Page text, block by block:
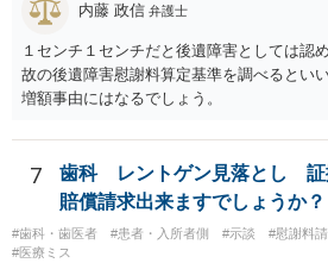
内藤 政信 弁護士
１センチ１センチだと後遺障害としては認
故の後遺障害慰謝料算定基準を調べるとい
増額事由にはなるでしょう。
7
歯科 レントゲン見落とし 証
賠償請求出来ますでしょうか？
#歯科・歯医者 #患者・入所者側 #示談 #慰謝料
#医療ミス